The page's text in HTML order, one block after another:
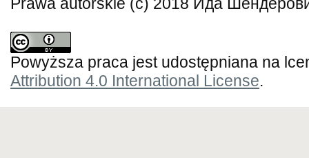
Prawa autorskie (c) 2018 Ида
Powyższa praca jest udostępniana na
Attribution 4.0 International License.